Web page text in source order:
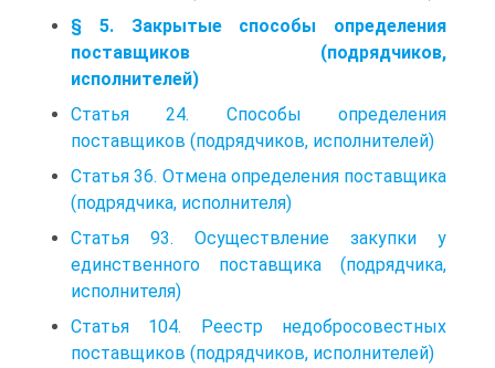
§ 5. Закрытые способы определения
поставщиков (подрядчиков,
исполнителей)
Статья 24. Способы определения
поставщиков (подрядчиков, исполнителей)
Статья 36. Отмена определения поставщика
(подрядчика, исполнителя)
Статья 93. Осуществление закупки у
единственного поставщика (подрядчика,
исполнителя)
Статья 104. Реестр недобросовестных
поставщиков (подрядчиков, исполнителей)